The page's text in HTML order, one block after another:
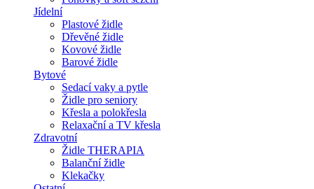
Jídelní
Plastové židle
Dřevěné židle
Kovové židle
Barové židle
Bytové
Sedací vaky a pytle
Židle pro seniory
Křesla a polokřesla
Relaxační a TV křesla
Zdravotní
Židle THERAPIA
Balanční židle
Klekačky